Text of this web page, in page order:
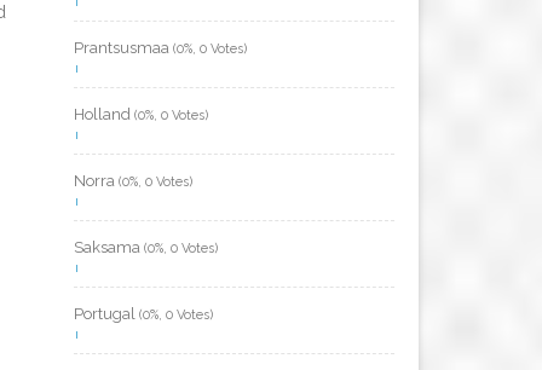
Prantsusmaa (0%, 0 Votes)
Holland (0%, 0 Votes)
Norra (0%, 0 Votes)
Saksama (0%, 0 Votes)
Portugal (0%, 0 Votes)